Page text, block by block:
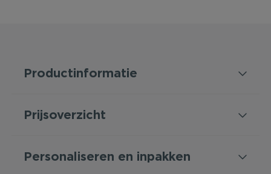
Productinformatie
Prijsoverzicht
Personaliseren en inpakken